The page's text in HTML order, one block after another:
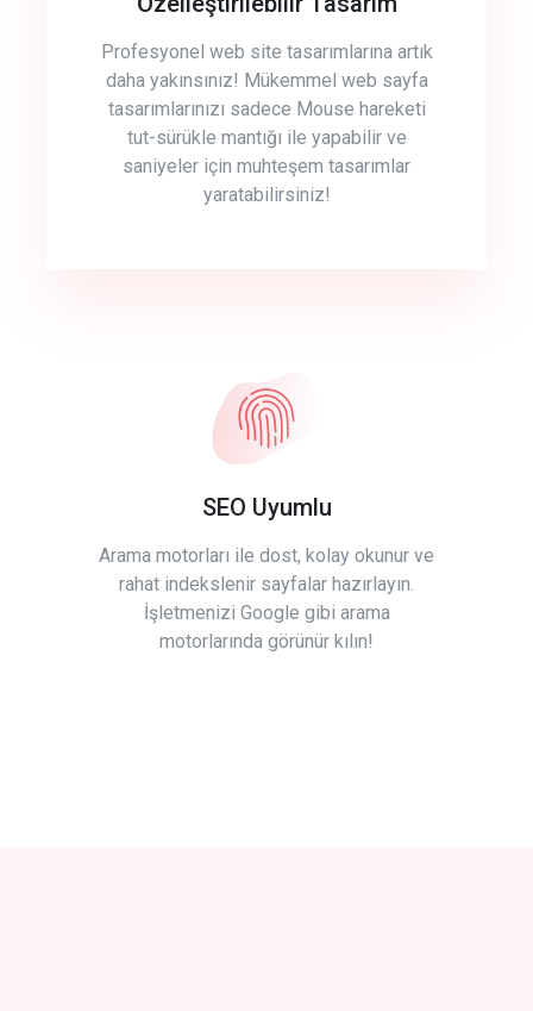
Profesyonel web site tasarımlarına artık
daha yakınsınız! Mükemmel web sayfa
tasarımlarınızı sadece Mouse hareketi
tut-sürükle mantığı ile yapabilir ve
saniyeler için muhteşem tasarımlar
yaratabilirsiniz!
SEO Uyumlu
Arama motorları ile dost, kolay okunur ve
rahat indekslenir sayfalar hazırlayın.
İşletmenizi Google gibi arama
motorlarında görünür kılın!